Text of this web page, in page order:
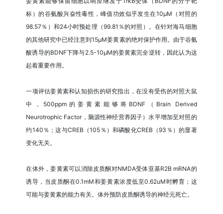
标）的谷氨酸兴奋性毒性，峰值功效似乎发生在10μM（对照的
98.57％）和24小时预处理（99.81％的对照）。在针对海马细胞
的其他研究中已经注意到15μM姜黄素的绝对保护作用。由于谷氨
酸诱导的BDNF下降与2.5-10μM的姜黄素完全逆转，因此认为这
起着重要作用。
一项评估姜黄素和认知损伤的研究指出，在没有受伤的对照大鼠
中，500ppm的姜黄素能够将BDNF（Brain Derived
Neurotrophic Factor，脑源性神经营养因子）水平增加至对照的
约140％；这与CREB（105％）和磷酸化CREB（93％）的显著
变化无关。
在体外，姜黄素可以消除皮质酮对NMDA受体亚基R2B mRNA的
诱导，当皮质酮在0.1mM和姜黄素浓度低至0.62uM时孵育；这
可能与姜黄素的能力有关。体外预防皮质酮诱导的神经元死亡。